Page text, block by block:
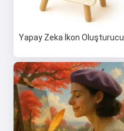
Yapay Zeka İkon Oluşturucu